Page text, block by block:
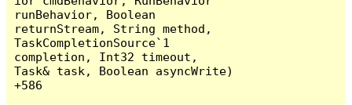
runBehavior, Boolean
returnStream, String method,
TaskCompletionSource`1
completion, Int32 timeout,
Task& task, Boolean asyncWrite)
+586